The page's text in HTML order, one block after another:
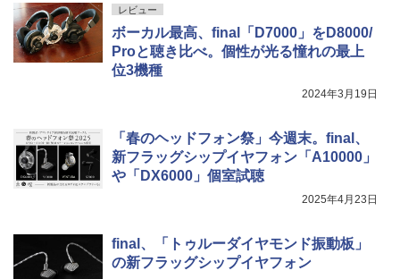
レビュー
ボーカル最高、final「D7000」をD8000/
Proと聴き比べ。個性が光る憧れの最上
位3機種
2024年3月19日
「春のヘッドフォン祭」今週末。final、
新フラッグシップイヤフォン「A10000」
や「DX6000」個室試聴
2025年4月23日
final、「トゥルーダイヤモンド振動板」
の新フラッグシップイヤフォン